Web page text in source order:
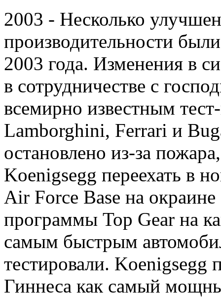
2003 - Несколько
производительности
2003 года. Изменения в
в сотрудничестве с
всемирно известным
Lamborghini, Ferrari и
остановлено из-за
Koenigsegg переехать в
Air Force Base на
программы Top Gear на
самым быстрым
тестировали. Koenigsegg
Гиннеса как самый